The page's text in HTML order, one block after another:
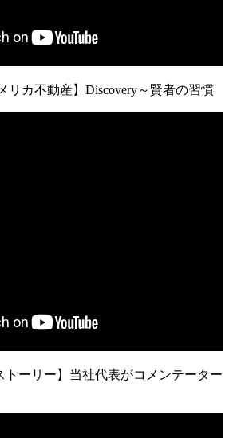
リカ不動産】Discovery～賢者の習慣
トーリー】当社代表がコメンテーター